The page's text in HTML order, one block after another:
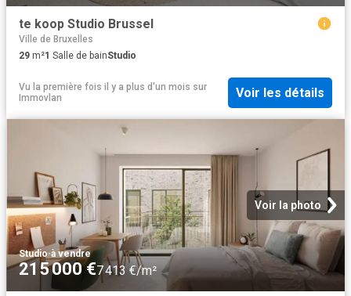
te koop Studio Brussel
Ville de Bruxelles
29 m²1 Salle de bainStudio
Vu la première fois il y a plus d'un mois sur
Immovlan
Voir les détails
Voir la photo
Studio·à vendre
215 000 €7 413 €/m²